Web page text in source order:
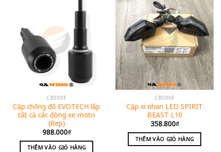
CB500F
Cặp chống đổ EVOTECH lắp
tất cả các dòng xe moto
(Rep)
988.000₫
THÊM VÀO GIỎ HÀNG
CB500F
Cặp xi nhan LED SPIRIT
BEAST L10
358.800₫
THÊM VÀO GIỎ HÀNG